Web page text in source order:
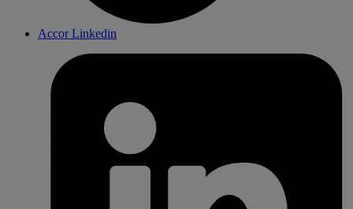
Accor Linkedin